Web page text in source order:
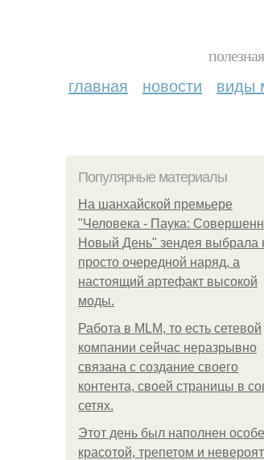
главная новости виды
Популярные материалы
На шанхайской премьере
"Человека - Паука:
Новый День" зендея выбрала
просто очередной наряд, а
настоящий артефакт высокой
моды.
Работа в MLM, то есть сетевой
компании сейчас неразрывно
связана с создание своего
контента, своей страницы в
сетях.
Этот день был наполнен
красотой, трепетом и